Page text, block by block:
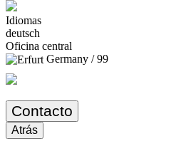
Idiomas
deutsch
Oficina central
Germany / 99
Contacto
Atrás